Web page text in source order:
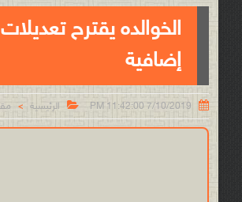
الخوالده يقترح
إضافية

7/10/2019 11:42:00 PM
 الرئيسية >